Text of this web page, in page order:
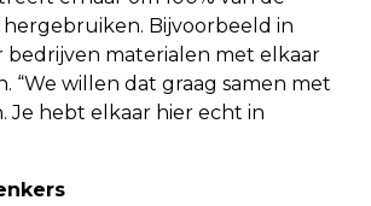
Bijvoorbeeld in
bedrijven materialen met elkaar
“We willen dat graag samen met
Je hebt elkaar hier echt in